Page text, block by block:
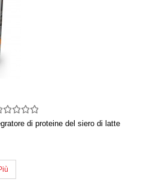
di proteine ​​del siero di latte